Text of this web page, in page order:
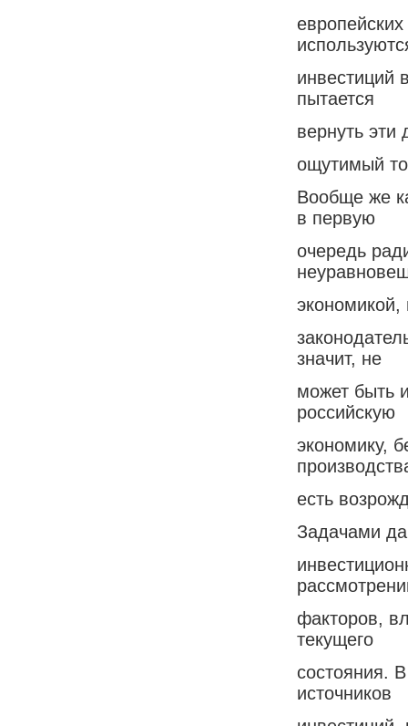
инвестиций
пытается
вернуть эти
ощутимый
Вообще же
в первую
очередь
экономикой,
значит, не
может быть
российскую
экономику,
есть
Задачами
факторов,
текущего
состояния.
источников